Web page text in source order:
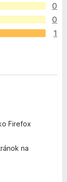
0
0
1
Firefox
na